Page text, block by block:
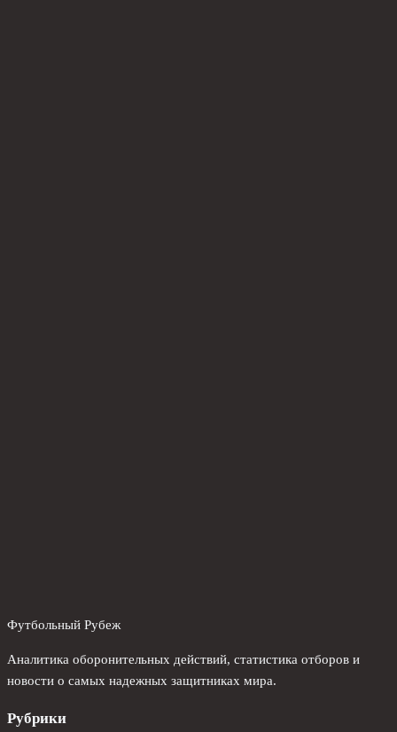
Футбольный Рубеж
Аналитика оборонительных действий, статистика отборов и
новости о самых надежных защитниках мира.
Рубрики